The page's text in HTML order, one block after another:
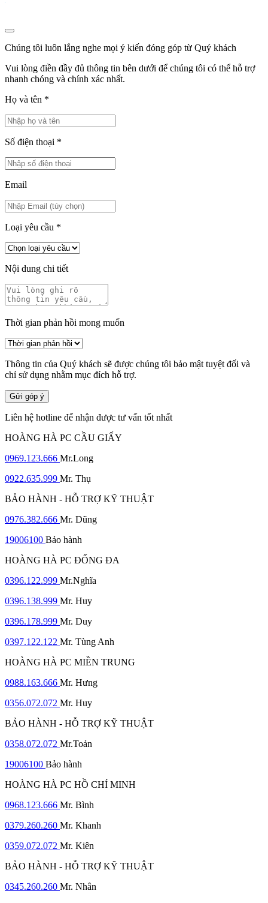
Chúng tôi luôn lắng nghe mọi ý kiến đóng góp từ Quý khách
Vui lòng điền đầy đủ thông tin bên dưới để chúng tôi có thể hỗ trợ
nhanh chóng và chính xác nhất.
Họ và tên *
Số điện thoại *
Email
Loại yêu cầu *
Nội dung chi tiết
Thời gian phản hồi mong muốn
Thông tin của Quý khách sẽ được chúng tôi bảo mật tuyệt đối và
chỉ sử dụng nhằm mục đích hỗ trợ.
Gửi góp ý
Liên hệ hotline để nhận được tư vấn tốt nhất
HOÀNG HÀ PC CẦU GIẤY
0969.123.666 Mr.Long
0922.635.999 Mr. Thụ
BẢO HÀNH - HỖ TRỢ KỸ THUẬT
0976.382.666 Mr. Dũng
19006100 Bảo hành
HOÀNG HÀ PC ĐỐNG ĐA
0396.122.999 Mr.Nghĩa
0396.138.999 Mr. Huy
0396.178.999 Mr. Duy
0397.122.122 Mr. Tùng Anh
HOÀNG HÀ PC MIỀN TRUNG
0988.163.666 Mr. Hưng
0356.072.072 Mr. Huy
BẢO HÀNH - HỖ TRỢ KỸ THUẬT
0358.072.072 Mr.Toản
19006100 Bảo hành
HOÀNG HÀ PC HỒ CHÍ MINH
0968.123.666 Mr. Bình
0379.260.260 Mr. Khanh
0359.072.072 Mr. Kiên
BẢO HÀNH - HỖ TRỢ KỸ THUẬT
0345.260.260 Mr. Nhân